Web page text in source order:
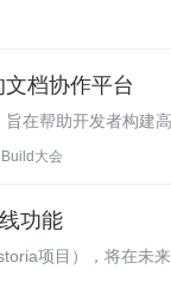
一些设计模式。本
档协作平台
在帮助开发者构建
Build大会
功能
项目），将在未
的方式进行使用。